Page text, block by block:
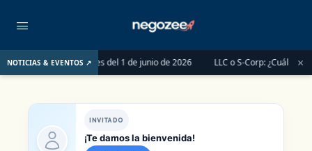
NOTICIAS & EVENTOS ↗
Pros antes del 1 de junio de 2026 LLC o S-Corp: ¿Cuál es la mejor ×
INVITADO
¡Te damos la bienvenida!